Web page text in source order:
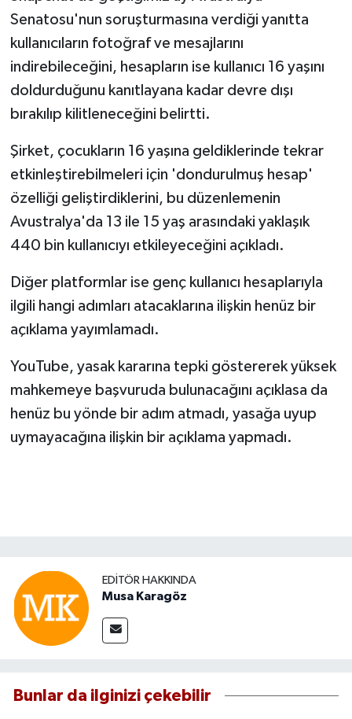
Senatosu'nun soruşturmasına verdiği yanıtta
kullanıcıların fotoğraf ve mesajlarını
indirebileceğini, hesapların ise kullanıcı 16 yaşını
doldurduğunu kanıtlayana kadar devre dışı
bırakılıp kilitleneceğini belirtti.
Şirket, çocukların 16 yaşına geldiklerinde tekrar
etkinleştirebilmeleri için 'dondurulmuş hesap'
özelliği geliştirdiklerini, bu düzenlemenin
Avustralya'da 13 ile 15 yaş arasındaki yaklaşık
440 bin kullanıcıyı etkileyeceğini açıkladı.
Diğer platformlar ise genç kullanıcı hesaplarıyla
ilgili hangi adımları atacaklarına ilişkin henüz bir
açıklama yayımlamadı.
YouTube, yasak kararına tepki göstererek yüksek
mahkemeye başvuruda bulunacağını açıklasa da
henüz bu yönde bir adım atmadı, yasağa uyup
uymayacağına ilişkin bir açıklama yapmadı.
EDITÖR HAKKINDA
Musa Karagöz
Bunlar da ilginizi çekebilir